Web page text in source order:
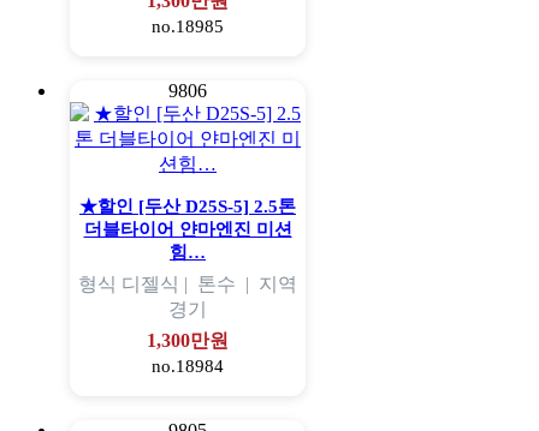
no.18985
9806
★할인 [두산 D25S-5] 2.5톤
더블타이어 얀마엔진 미션
힘…
형식 디젤식 | 톤수 | 지역
경기
1,300만원
no.18984